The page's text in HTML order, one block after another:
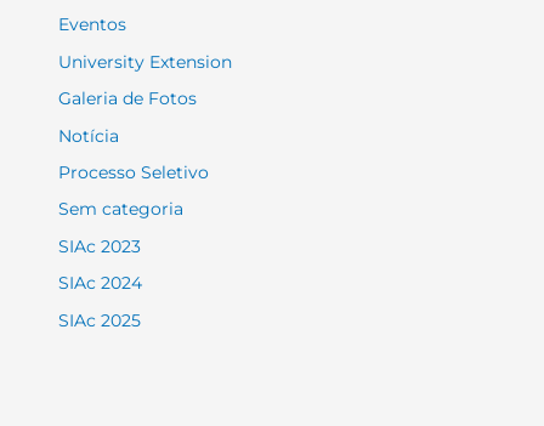
Eventos
University Extension
Galeria de Fotos
Notícia
Processo Seletivo
Sem categoria
SIAc 2023
SIAc 2024
SIAc 2025